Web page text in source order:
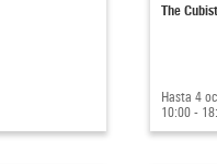
The
Hasta 4
10:00 -